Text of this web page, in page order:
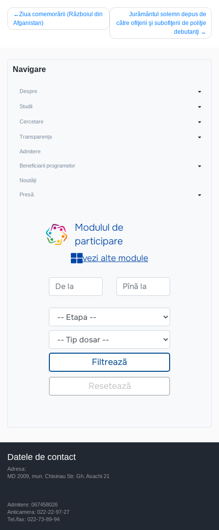
Navigare
în
Ziua comemorării (Războiul din
Afganistan)
Jurământul solemn depus de
către ofiţerii şi subofiţerii de poliţie
debutanţi
Navigare
Despre
Studii
Cercetare
Transparența
Admitere
Beneficiarii programelor
Noutăți
Presă
Datele de contact
Adresa:
MD 2009, mun. Chisinau Str. Gh. Asachi 21
Admitere: 067458026
Anticamera: 022-22-97-27
Tel./fax: 022-73-89-94